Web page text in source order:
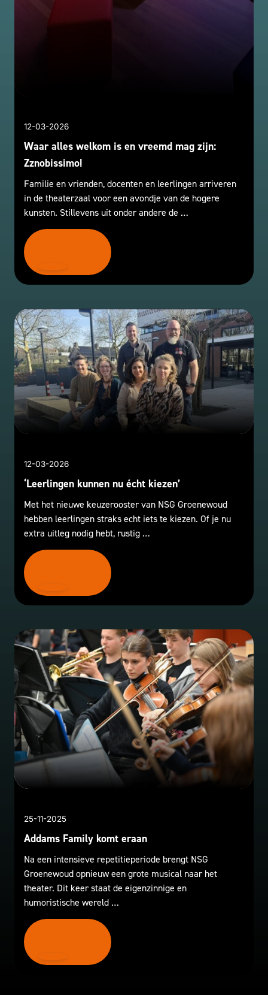
12-03-2026
Waar alles welkom is en vreemd mag zijn:
Zznobissimo!
Familie en vrienden, docenten en leerlingen arriveren
in de theaterzaal voor een avondje van de hogere
kunsten. Stillevens uit onder andere de …
12-03-2026
‘Leerlingen kunnen nu écht kiezen’
Met het nieuwe keuzerooster van NSG Groenewoud
hebben leerlingen straks echt iets te kiezen. Of je nu
extra uitleg nodig hebt, rustig …
25-11-2025
Addams Family komt eraan
Na een intensieve repetitieperiode brengt NSG
Groenewoud opnieuw een grote musical naar het
theater. Dit keer staat de eigenzinnige en
humoristische wereld …